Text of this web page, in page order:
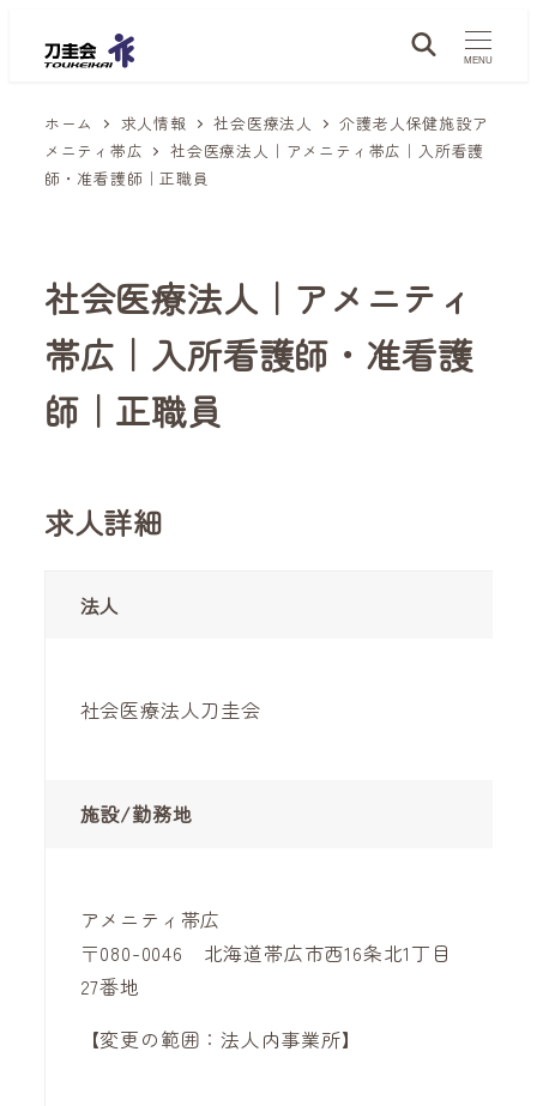
MENU
ホーム 求人情報 社会医療法人
介護老人保健施設ア
メニティ帯広
社会医療法人｜アメニティ帯広｜入所看護
師・准看護師｜正職員
社会医療法人｜アメニティ
帯広｜入所看護師・准看護
師｜正職員
求人詳細
法人
社会医療法人刀圭会
施設/勤務地
アメニティ帯広
〒080-0046 北海道帯広市西16条北1丁目
27番地
【変更の範囲：法人内事業所】